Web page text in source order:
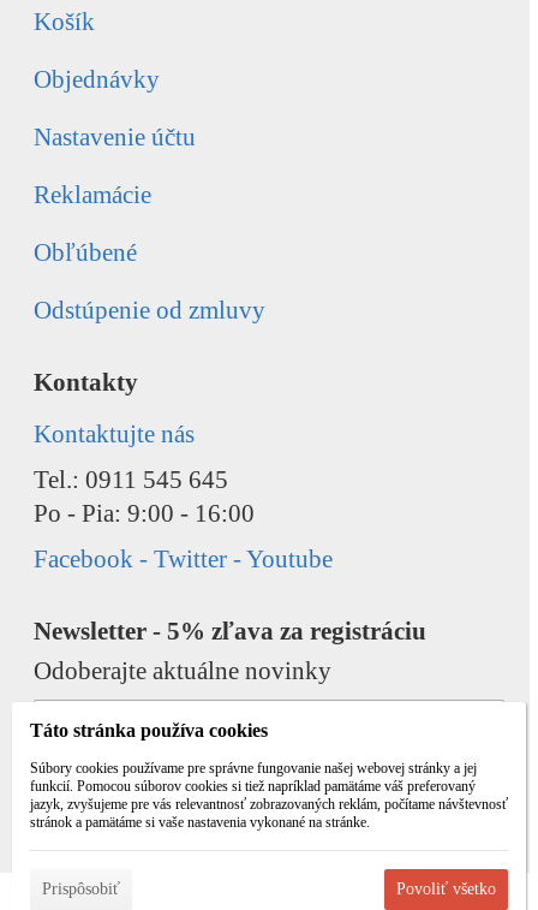
Košík
Objednávky
Nastavenie účtu
Reklamácie
Obľúbené
Odstúpenie od zmluvy
Kontakty
Kontaktujte nás
Tel.: 0911 545 645
Po - Pia: 9:00 - 16:00
Facebook - Twitter - Youtube
Newsletter - 5% zľava za registráciu
Odoberajte aktuálne novinky
Odobrať Pridať
|
Táto stránka používa cookies
Súbory cookies používame pre správne fungovanie našej webovej stránky a jej
funkcií. Pomocou súborov cookies si tiež napríklad pamätáme váš preferovaný
jazyk, zvyšujeme pre vás relevantnosť zobrazovaných reklám, počítame návštevnosť
stránok a pamätáme si vaše nastavenia vykonané na stránke.
Prispôsobiť Povoliť všetko